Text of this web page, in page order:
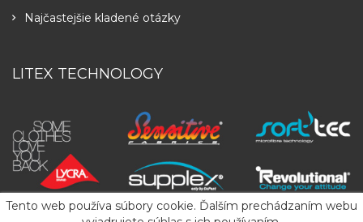
Tento web používa súbory cookie. Ďalším prechádzaním webu
Najčastejšie kladené otázky
LITEX TECHNOLOGY